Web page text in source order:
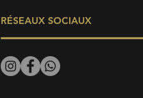
RÉSEAUX SOCIAUX